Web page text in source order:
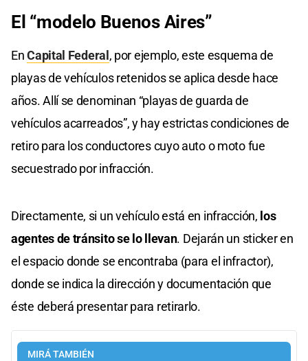
El “modelo Buenos Aires”
EnCapital Federal , por ejemplo, este esquema de
playas de vehículos retenidos se aplica desde hace
años. Allí se denominan “playas de guarda de
vehículos acarreados”, y hay estrictas condiciones de
retiro para los conductores cuyo auto o moto fue
secuestrado por infracción.
Directamente, si un vehículo está en infracción, los
agentes de tránsito se lo llevan. Dejarán un sticker en
el espacio donde se encontraba (para el infractor),
donde se indica la dirección y documentación que
éste deberá presentar para retirarlo.
MIRÁ TAMBIÉN